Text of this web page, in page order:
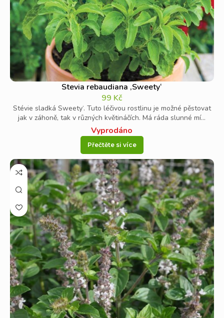
Stevia rebaudiana ‚Sweety‘
99 Kč
Stévie sladká Sweety‘. Tuto léčivou rostlinu je možné pěstovat
jak v záhoně, tak v různých květináčích. Má ráda slunné mí...
Vyprodáno
Přečtěte si více